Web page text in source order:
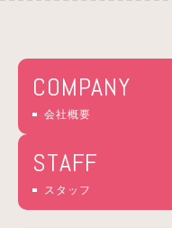
COMPANY
会社概要
STAFF
スタッフ